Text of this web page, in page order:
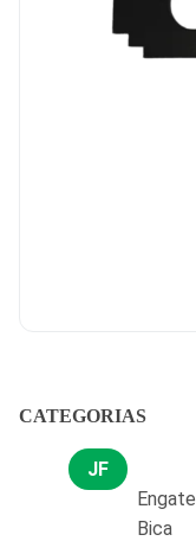
CATEGORIAS
JF
Engate
Bica